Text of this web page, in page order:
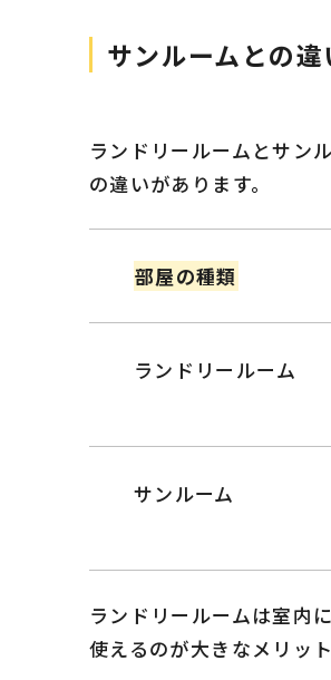
サンルームとの違
ランドリールームとサン
の違いがあります。
部屋の種類
ランドリールーム
サンルーム
ランドリールームは室内
使えるのが大きなメリット